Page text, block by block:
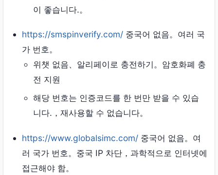
이 좋습니다.。
https://smspinverify.com/ 중국어 없음。여러 국
가 번호。
위챗 없음、알리페이로 ​​충전하기。암호화폐 충
전 지원
해당 번호는 인증코드를 한 번만 받을 수 있습
니다.，재사용할 수 없습니다。
https://www.globalsimc.com/ 중국어 없음。여
러 국가 번호。중국 IP 차단，과학적으로 인터넷에
접근해야 함。